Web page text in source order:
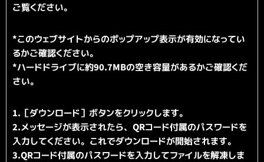
ご覧ください。
*このウェブサイトからのポップアップ表示が有効になってい
るかご確認ください。
*ハードドライブに約90.7MBの空き容量があるかご確認くだ
さい。
1.［ダウンロード］ボタンをクリックします。
2.メッセージが表示されたら、 QRコード付属のパスワードを
入力してください。 これでダウンロードが開始されます。
3.QRコード付属のパスワードを入力してファイルを解凍しま